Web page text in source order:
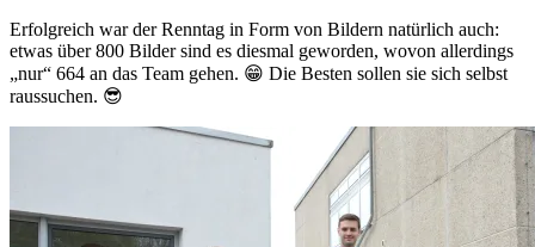
Erfolgreich war der Renntag in Form von Bildern natürlich auch:
etwas über 800 Bilder sind es diesmal geworden, wovon allerdings
„nur“ 664 an das Team gehen. 😁 Die Besten sollen sie sich selbst
raussuchen. 😎